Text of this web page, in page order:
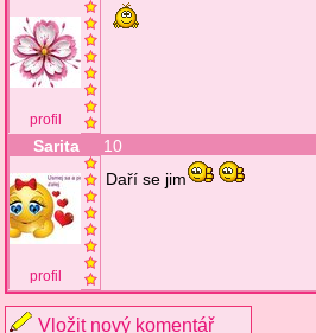
profil
Sarita 10
profil
Daří se jim
Vložit nový komentář